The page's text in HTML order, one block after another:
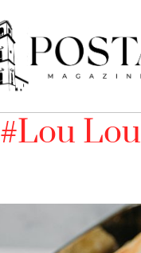
#Lou Lou